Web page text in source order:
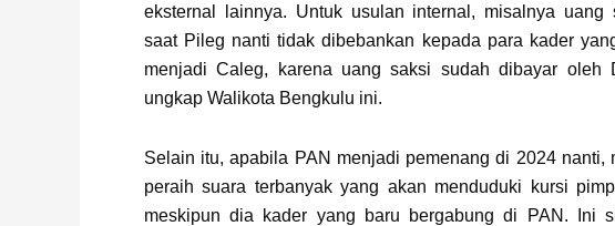
eksternal lainnya. Untuk usulan internal, misalnya uang
saat Pileg nanti tidak dibebankan kepada para kader
menjadi Caleg, karena uang saksi sudah dibayar oleh
ungkap Walikota Bengkulu ini.
Selain itu, apabila PAN menjadi pemenang di 2024 nanti,
peraih suara terbanyak yang akan menduduki kursi
meskipun dia kader yang baru bergabung di PAN. Ini